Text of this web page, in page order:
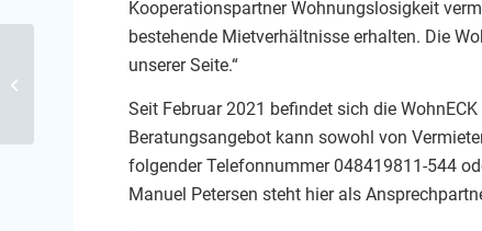
Kooperationspartner Wohnungslosigkeit
bestehende Mietverhältnisse erhalten. Die
unserer Seite.“
Seit Februar 2021 befindet sich die
Beratungsangebot kann sowohl von
folgender Telefonnummer 048419811-544
Manuel Petersen steht hier als
SozialeWohnraumLösungen
Schleswig-Flensburg